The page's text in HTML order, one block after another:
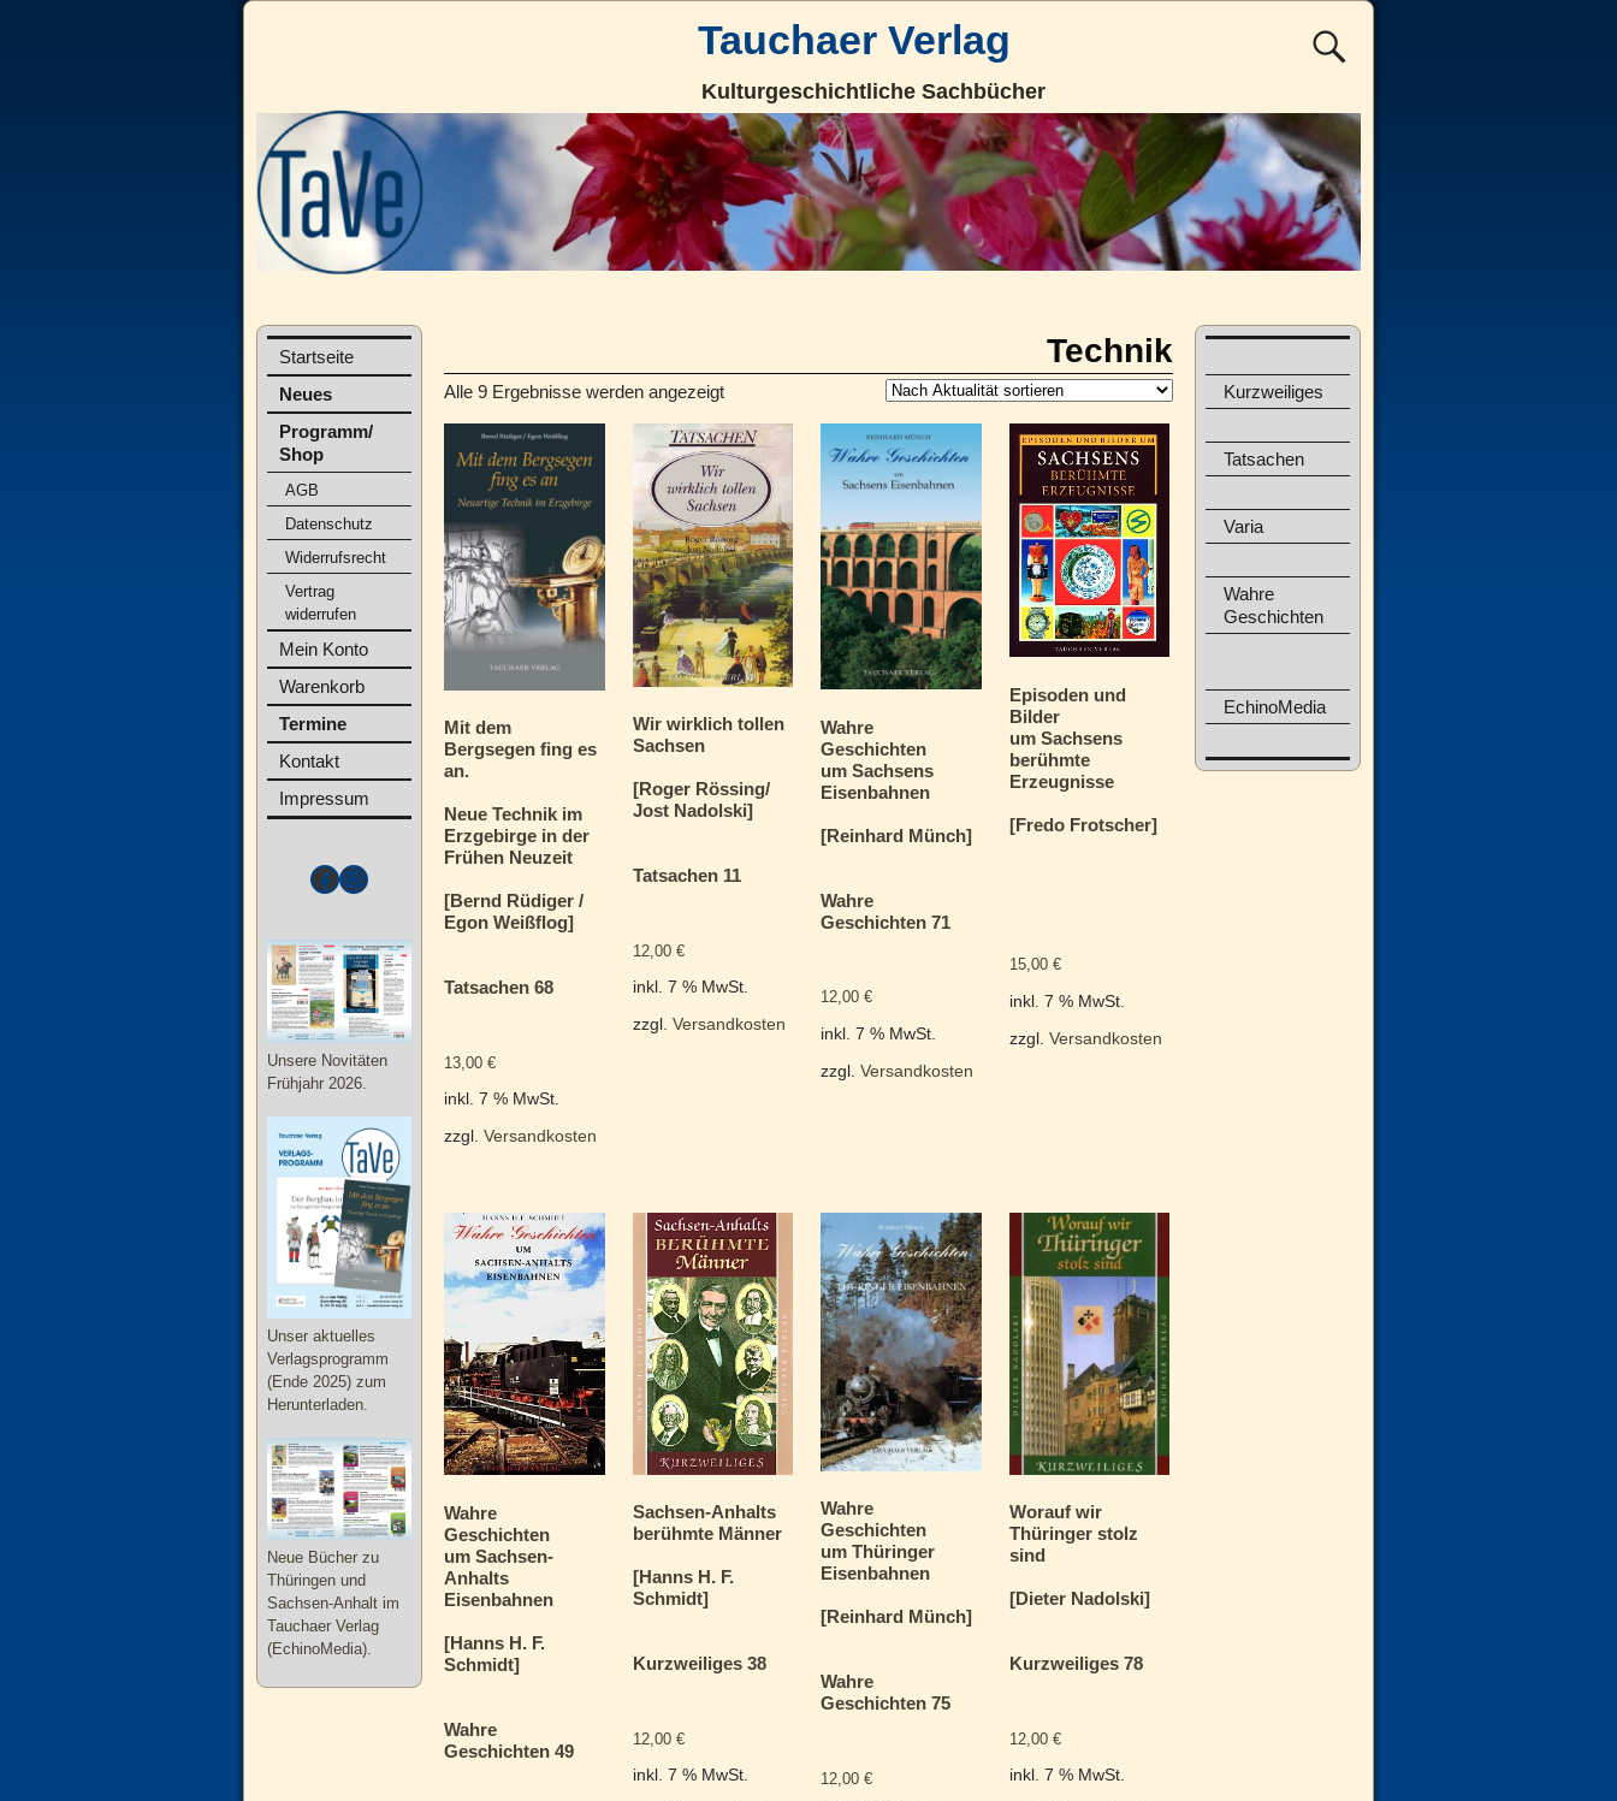
Tauchaer Verlag
Kulturgeschichtliche Sachbücher
Technik
Alle 9 Ergebnisse werden angezeigt
Mit dem
Bergsegen fing es
an.
Neue Technik im
Erzgebirge in der
Frühen Neuzeit
[Bernd Rüdiger /
Egon Weißflog]
Tatsachen 68
13,00€
inkl. 7 % MwSt.
zzgl.Versandkosten
Wir wirklich tollen
Sachsen
[Roger Rössing/
Jost Nadolski]
Tatsachen 11
12,00 €
inkl. 7 % MwSt.
zzgl. Versandkosten
Wahre
Geschichten
um Sachsens
Eisenbahnen
[Reinhard Münch]
Wahre
Geschichten 71
12,00€
inkl. 7 % MwSt.
zzgl.Versandkosten
Episoden und
Bilder
um Sachsens
berühmte
Erzeugnisse
[Fredo Frotscher]
15,00 €
inkl. 7 % MwSt.
zzgl. Versandkosten
Wahre
Geschichten
um Sachsen-
Anhalts
Eisenbahnen
[Hanns H. F.
Schmidt]
Wahre
Geschichten 49
Sachsen-Anhalts
berühmte Männer
[Hanns H. F.
Schmidt]
Kurzweiliges 38
12,00 €
inkl. 7 % MwSt.
Wahre
Geschichten
um Thüringer
Eisenbahnen
[Reinhard Münch]
Wahre
Geschichten 75
12,00€
Worauf wir
Thüringer stolz
sind
[Dieter Nadolski]
Kurzweiliges 78
12,00 €
inkl. 7 % MwSt.
Startseite
Neues
Programm/
Shop
AGB
Datenschutz
Widerrufsrecht
Vertrag
widerrufen
Mein Konto
Warenkorb
Termine
Kontakt
Impressum
Unsere Novitäten
Frühjahr 2026.
Unser aktuelles
Verlagsprogramm
(Ende 2025) zum
Herunterladen.
Neue Bücher zu
Thüringen und
Sachsen-Anhalt im
Tauchaer Verlag
(EchinoMedia).
Kurzweiliges
Tatsachen
Varia
Wahre
Geschichten
EchinoMedia